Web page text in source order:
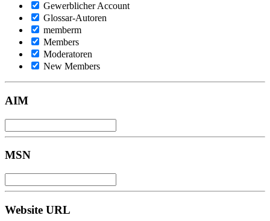
Gewerblicher Account
Glossar-Autoren
memberm
Members
Moderatoren
New Members
AIM
MSN
Website URL